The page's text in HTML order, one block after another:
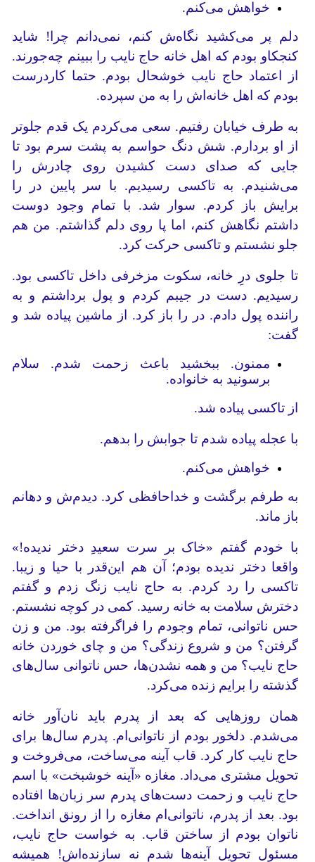
خواهش می‌کنم.
دلم پر می‌کشید نگاه‌ش کنم، نمی‌دانم چرا! شاید
کنجکاو بودم که اهل خانه حاج نایب را ببینم چه‌جورند.
از اعتماد حاج نایب خوشحال بودم. حتما کاردرست
بودم که اهل خانه‌اش را به من سپرده.
به طرف خیابان رفتیم. سعی می‌کردم یک قدم جلوتر
از او بردارم. شش دنگ حواسم به پشت سرم بود تا
جایی که صدای دست کشیدن روی چادرش را
می‌شنیدم. به تاکسی رسیدیم. با سر پایین در را
برایش باز کردم. سوار شد. با تمام وجود دوست
داشتم نگاهش کنم، اما پا روی دلم گذاشتم. من هم
جلو نشستم و تاکسی حرکت کرد.
تا جلوی درِ خانه، سکوت مزخرفی داخل تاکسی بود.
رسیدیم. دست در جیبم کردم و پول برداشتم و به
راننده پول دادم. در را باز کرد. از ماشین پیاده شد و
گفت:
ممنون. ببخشید باعث زحمت شدم. سلام
برسونید به خانواده.
از تاکسی پیاده شد.
با عجله پیاده شدم تا جوابش را بدهم.
خواهش می‌کنم.
به طرفم برگشت و خداحافظی کرد. دیدم‌ش و دهانم
باز ماند.
با خودم گفتم «خاک بر سرت سعیدِ دختر ندیده!»
واقعا دختر ندیده بودم؛ آن هم این‌قدر با حیا و زیبا.
تاکسی را رد کردم. به حاج نایب زنگ زدم و گفتم
دخترش سلامت به خانه رسید. کمی در کوچه‌ نشستم.
حس ناتوانی، تمام وجودم را فراگرفته بود. من و زن
گرفتن؟ من و شروع زندگی؟ من و چای خوردن خانه
حاج نایب؟ من و همه نشدن‌ها، حس ناتوانی سال‌های
گذشته را برایم زنده می‌کرد.
همان روزهایی که بعد از پدرم باید نان‌آور خانه
می‌شدم. دلخور بودم از ناتوانی‌ام. پدرم سال‌ها برای
حاج نایب کار کرد. قاب آینه می‌ساخت، می‌فروخت و
تحویل مشتری می‌داد. مغازه «آینه خوشبخت» با اسم
حاج نایب و زحمت دست‌های پدرم سر زبان‌ها افتاده
بود. بعد از پدرم، ناتوانی‌ام مغازه را از رونق انداخت.
ناتوان بودم از ساختن قاب. به خواست حاج نایب،
مسئول تحویل آینه‌ها شدم نه سازنده‌اش! همیشه